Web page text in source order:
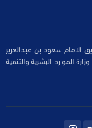
الامام سعود بن عبدالعزيز
بجوار وزارة الموارد البشرية والتنمية